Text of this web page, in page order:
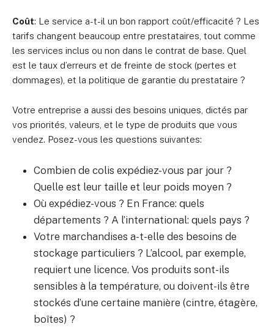
Coût: Le service a-t-il un bon rapport coût/efficacité ? Les
tarifs changent beaucoup entre prestataires, tout comme
les services inclus ou non dans le contrat de base. Quel
est le taux d’erreurs et de freinte de stock (pertes et
dommages), et la politique de garantie du prestataire ?
Votre entreprise a aussi des besoins uniques, dictés par
vos priorités, valeurs, et le type de produits que vous
vendez. Posez-vous les questions suivantes:
Combien de colis expédiez-vous par jour ?
Quelle est leur taille et leur poids moyen ?
Où expédiez-vous ? En France: quels
départements ? A l’international: quels pays ?
Votre marchandises a-t-elle des besoins de
stockage particuliers ? L’alcool, par exemple,
requiert une licence. Vos produits sont-ils
sensibles à la température, ou doivent-ils être
stockés d’une certaine manière (cintre, étagère,
boîtes) ?